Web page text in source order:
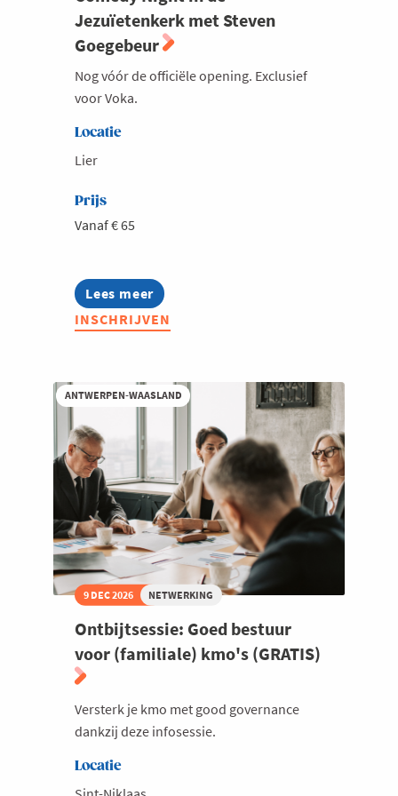
Jezuïetenkerk met Steven
Goegebeur
Nog vóór de officiële opening. Exclusief
voor Voka.
Locatie
Lier
Prijs
Vanaf € 65
Lees meer
about
Comedy
Night
met
Goegebeur
INSCHRIJVEN
ANTWERPEN-WAASLAND
9 DEC 2026 NETWERKING
Ontbijtsessie: Goed bestuur
voor (familiale) kmo's (GRATIS)
Versterk je kmo met good governance
dankzij deze infosessie.
Locatie